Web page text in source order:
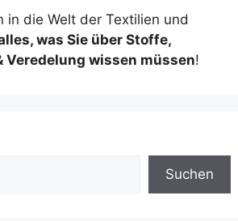
in die Welt der Textilien und
was Sie über Stoffe,
Veredelung wissen müssen!
Suchen